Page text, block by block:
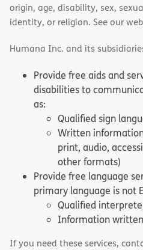
origin, age, disability, sex,
identity, or religion. See our
Humana Inc. and its
Provide free aids and
disabilities to
as:
Qualified sign
Written
print, audio,
other formats)
Provide free language
primary language is not
Qualified
Information
If you need these services,